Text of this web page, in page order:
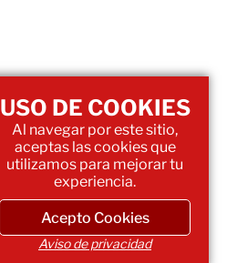
USO DE COOKIES
Al navegar por este sitio,
aceptas las cookies que
utilizamos para mejorar tu
experiencia.
Acepto Cookies
Aviso de privacidad